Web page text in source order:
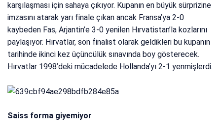
karşılaşması için sahaya çıkıyor. Kupanın en büyük sürprizine
imzasını atarak yarı finale çıkan ancak Fransa’ya 2-0
kaybeden Fas, Arjantin’e 3-0 yenilen Hırvatistan’la kozlarını
paylaşıyor. Hırvatlar, son finalist olarak geldikleri bu kupanın
tarihinde ikinci kez üçüncülük sınavında boy gösterecek.
Hırvatlar 1998’deki mücadelede Hollanda’yı 2-1 yenmişlerdi.
Saiss forma giyemiyor